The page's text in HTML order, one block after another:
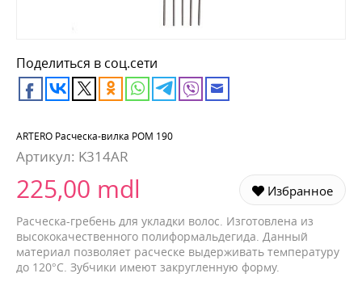
Поделиться в соц.сети
ARTERO Расческа-вилка POM 190
Артикул: K314AR
225,00 mdl Избранное
Расческа-гребень для укладки волос. Изготовлена из
высококачественного полиформальдегида. Данный
материал позволяет расческе выдерживать температуру
до 120°С. Зубчики имеют закругленную форму.